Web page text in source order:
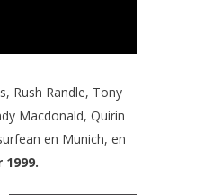
, Rush Randle, Tony
Macdonald, Quirin
en Munich, en